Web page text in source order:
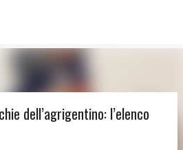
contenuti principali
dell’agrigentino: l’elenco